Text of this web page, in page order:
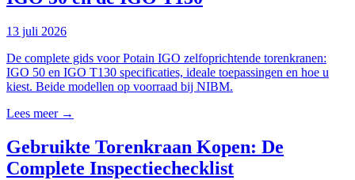
13 juli 2026
De complete gids voor Potain IGO zelfoprichtende torenkranen:
IGO 50 en IGO T130 specificaties, ideale toepassingen en hoe u
kiest. Beide modellen op voorraad bij NIBM.
Lees meer →
Gebruikte Torenkraan Kopen: De
Complete Inspectiechecklist